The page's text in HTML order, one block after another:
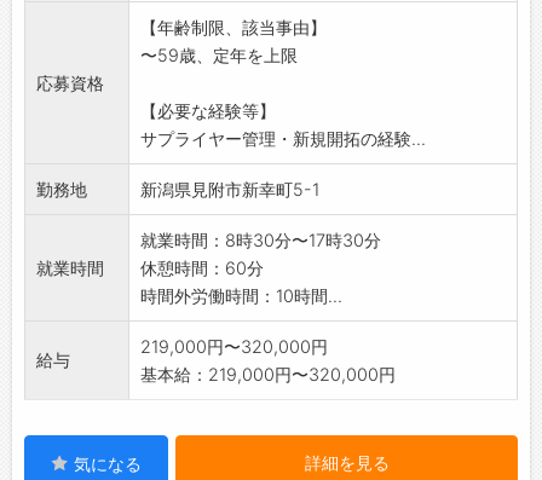
・製品の開発業務や生産がスムーズに進むよう
技術スタッフと連携
を図りながら業務を進めていきます。
が市場に出た時には
大きなやりがいを感じる事ができます。
変更範囲:会社の定める範囲
応募資格
【年齢制限、該当事由】
〜59歳、定年を上限
【必要な経験等】
サプライヤー管理・新規開拓の経験...
勤務地 新潟県見附市新幸町5-1
就業時間
就業時間：8時30分〜17時30分
休憩時間：60分
時間外労働時間：10時間...
給与
219,000円〜320,000円
基本給：219,000円〜320,000円
気になる 詳細を見る